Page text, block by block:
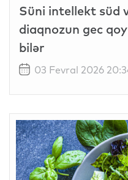
Süni intellekt süd
diaqnozun gec
bilər
03 Fevral 2026